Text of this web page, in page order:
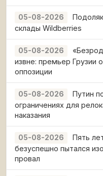
05-08-2026
склады Wildberries
05-08-2026
извне: премьер Грузии
оппозиции
05-08-2026
Путин
ограничениях для
наказания
05-08-2026
Пять
безуспешно пытался
провал